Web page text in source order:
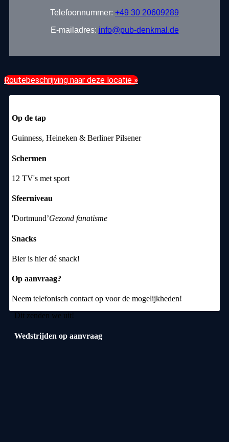
Telefoonnummer: +49 30 20609289
E-mailadres: info@pub-denkmal.de
Routebeschrijving naar deze locatie »
Op de tap
Guinness, Heineken & Berliner Pilsener
Schermen
12 TV's met sport
Sfeerniveau
'Dortmund’Gezond fanatisme
Snacks
Bier is hier dé snack!
Op aanvraag?
Neem telefonisch contact op voor de mogelijkheden!
Dit zenden we uit!
Wedstrijden op aanvraag